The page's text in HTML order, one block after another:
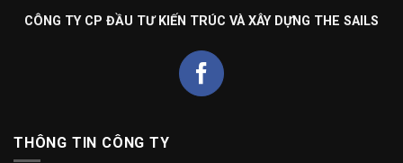
CÔNG TY CP ĐẦU TƯ KIẾN TRÚC VÀ XÂY DỰNG THE SAILS
THÔNG TIN CÔNG TY